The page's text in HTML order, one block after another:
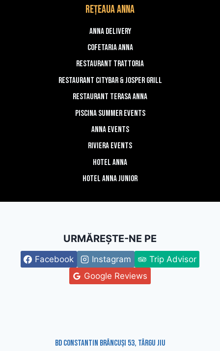
REȚEAUA ANNA
Anna Delivery
Cofetaria Anna
Restaurant Trattoria
Restaurant Citybar & Josper Grill
Restaurant Terasa Anna
Piscina Summer Events
Anna Events
Riviera Events
Hotel Anna
Hotel Anna Junior
URMĂREȘTE-NE PE
Facebook Instagram
Trip Advisor
Google Reviews
Bd Constantin Brâncuși 53, Târgu Jiu